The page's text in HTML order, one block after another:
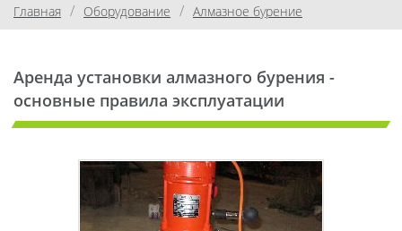
Главная / Оборудование / Алмазное бурение
Аренда установки алмазного бурения -
основные правила эксплуатации